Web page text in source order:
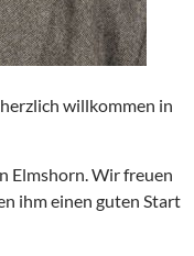
willkommen in
Elmshorn. Wir freuen
ihm einen guten Start